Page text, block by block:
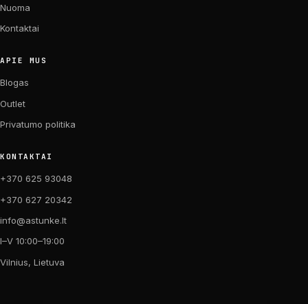
Nuoma
Kontaktai
APIE MUS
Blogas
Outlet
Privatumo politika
KONTAKTAI
+370 625 93048
+370 627 20342
info@astunke.lt
I–V 10:00–19:00
Vilnius, Lietuva